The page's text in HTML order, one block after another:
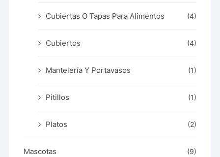
Cubiertas O Tapas Para Alimentos (4)
Cubiertos (4)
Mantelería Y Portavasos (1)
Pitillos (1)
Platos (2)
Mascotas (9)